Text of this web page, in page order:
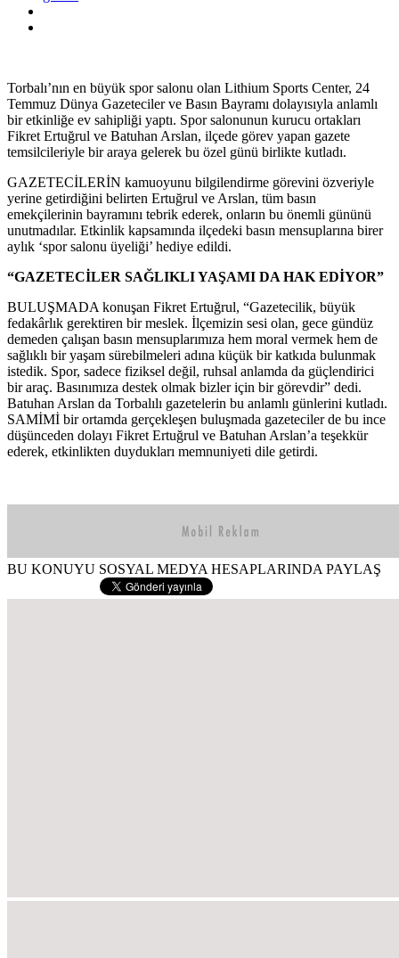
Torbalı’nın en büyük spor salonu olan Lithium Sports Center, 24
Temmuz Dünya Gazeteciler ve Basın Bayramı dolayısıyla anlamlı
bir etkinliğe ev sahipliği yaptı. Spor salonunun kurucu ortakları
Fikret Ertuğrul ve Batuhan Arslan, ilçede görev yapan gazete
temsilcileriyle bir araya gelerek bu özel günü birlikte kutladı.
GAZETECİLERİN kamuoyunu bilgilendirme görevini özveriyle
yerine getirdiğini belirten Ertuğrul ve Arslan, tüm basın
emekçilerinin bayramını tebrik ederek, onların bu önemli gününü
unutmadılar. Etkinlik kapsamında ilçedeki basın mensuplarına birer
aylık ‘spor salonu üyeliği’ hediye edildi.
“GAZETECİLER SAĞLIKLI YAŞAMI DA HAK EDİYOR”
BULUŞMADA konuşan Fikret Ertuğrul, “Gazetecilik, büyük
fedakârlık gerektiren bir meslek. İlçemizin sesi olan, gece gündüz
demeden çalışan basın mensuplarımıza hem moral vermek hem de
sağlıklı bir yaşam sürebilmeleri adına küçük bir katkıda bulunmak
istedik. Spor, sadece fiziksel değil, ruhsal anlamda da güçlendirici
bir araç. Basınımıza destek olmak bizler için bir görevdir” dedi.
Batuhan Arslan da Torbalılı gazetelerin bu anlamlı günlerini kutladı.
SAMİMİ bir ortamda gerçekleşen buluşmada gazeteciler de bu ince
düşünceden dolayı Fikret Ertuğrul ve Batuhan Arslan’a teşekkür
ederek, etkinlikten duydukları memnuniyeti dile getirdi.
BU KONUYU SOSYAL MEDYA HESAPLARINDA PAYLAŞ